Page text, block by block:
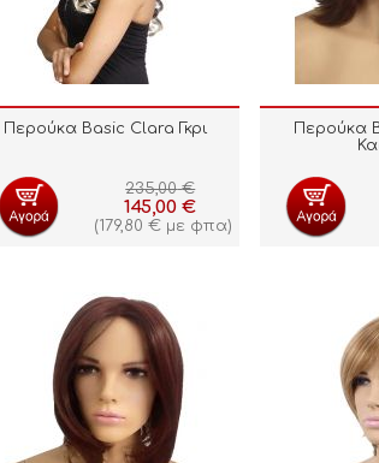
Περούκα Basic Clara Γκρι
235,00 €
145,00 €
(179,80 €με φπα)
Περούκα